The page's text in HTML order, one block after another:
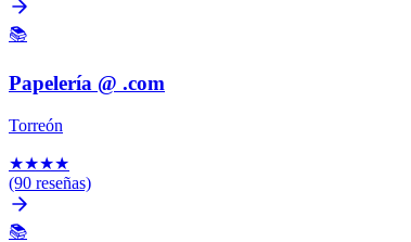
📚
Papelería @ .com
Torreón
★★★★
(90 reseñas)
📚